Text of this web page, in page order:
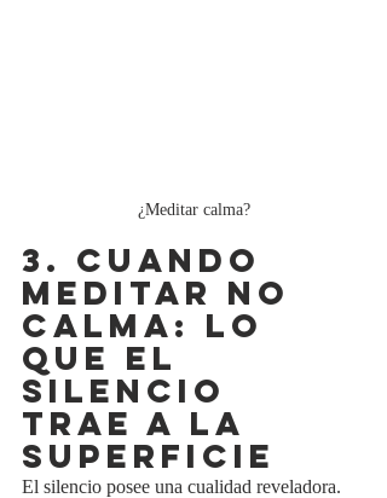
¿Meditar calma?
3. Cuando
meditar no
calma: lo
que el
silencio
trae a la
superficie
El silencio posee una cualidad reveladora.